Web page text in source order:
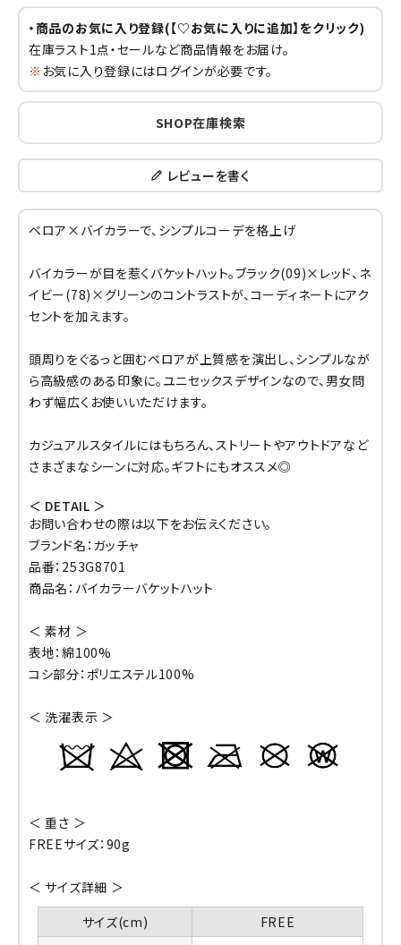
・商品のお気に入り登録(【♡お気に入りに追加】をクリック)
在庫ラスト1点・セールなど商品情報をお届け。
※ お気に入り登録にはログインが必要です。
SHOP在庫検索
レビューを書く
ベロア×バイカラーで、シンプルコーデを格上げ
バイカラーが目を惹くバケットハット。ブラック(09)×レッド、ネ
イビー(78)×グリーンのコントラストが、コーディネートにアク
セントを加えます。
頭周りをぐるっと囲むベロアが上質感を演出し、シンプルなが
ら高級感のある印象に。ユニセックスデザインなので、男女問
わず幅広くお使いいただけます。
カジュアルスタイルにはもちろん、ストリートやアウトドアなど
さまざまなシーンに対応。ギフトにもオススメ◎
＜ DETAIL ＞
お問い合わせの際は以下をお伝えください。
ブランド名：ガッチャ
品番：253G8701
商品名：バイカラーバケットハット
＜ 素材 ＞
表地：綿100%
コシ部分：ポリエステル100%
＜ 洗濯表示 ＞
＜ 重さ ＞
FREEサイズ：90g
＜ サイズ詳細 ＞
サイズ(cm)
FREE